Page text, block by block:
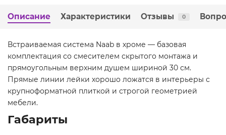
Описание Характеристики Отзывы 0
Встраиваемая система Naab в хроме — базовая
комплектация со смесителем скрытого монтажа и
прямоугольным верхним душем шириной 30 см.
Прямые линии лейки хорошо ложатся в интерьеры с
крупноформатной плиткой и строгой геометрией
мебели.
Габариты